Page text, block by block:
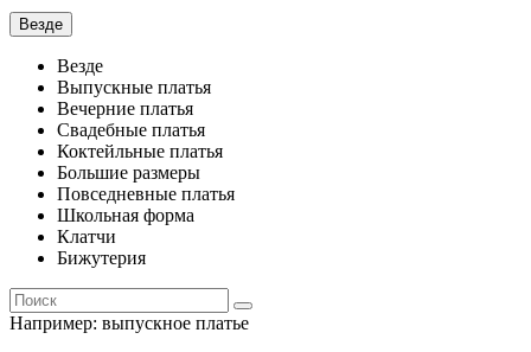
Везде
Везде
Выпускные платья
Вечерние платья
Свадебные платья
Коктейльные платья
Большие размеры
Повседневные платья
Школьная форма
Клатчи
Бижутерия
Например: выпускное платье